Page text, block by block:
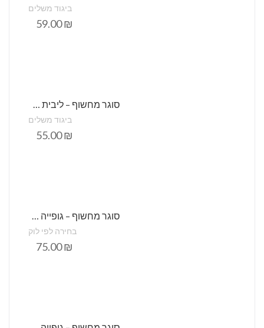
ביגוד משלים
59.00₪
סוגר מחשוף – ליבית תחרה (העתק)
ביגוד משלים
55.00₪
סוגר מחשוף – גופייה קצרה ,תחרה מתכווננת – סטודיו שני
בחירה לפי לוק
75.00₪